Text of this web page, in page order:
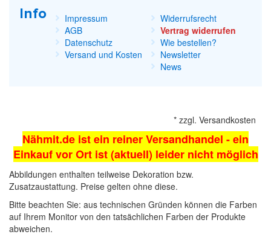
Info
Impressum
AGB
Datenschutz
Versand und Kosten
Widerrufsrecht
Vertrag widerrufen
Wie bestellen?
Newsletter
News
* zzgl. Versandkosten
Nähmit.de ist ein reiner Versandhandel - ein
Einkauf vor Ort ist (aktuell) leider nicht möglich
Abbildungen enthalten teilweise Dekoration bzw.
Zusatzaustattung. Preise gelten ohne diese.
Bitte beachten Sie: aus technischen Gründen können die Farben
auf Ihrem Monitor von den tatsächlichen Farben der Produkte
abweichen.